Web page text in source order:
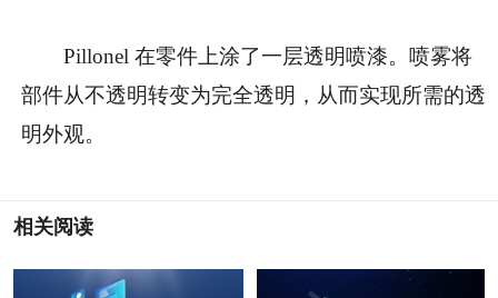
Pillonel 在零件上涂了一层透明喷漆。喷雾将
部件从不透明转变为完全透明，从而实现所需的透
明外观。
相关阅读